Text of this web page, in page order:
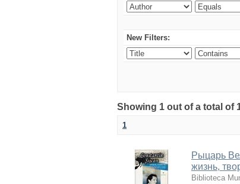
New Filters:
Showing 1 out of a total of
1
Рыцарь
жизнь,
Biblioteca